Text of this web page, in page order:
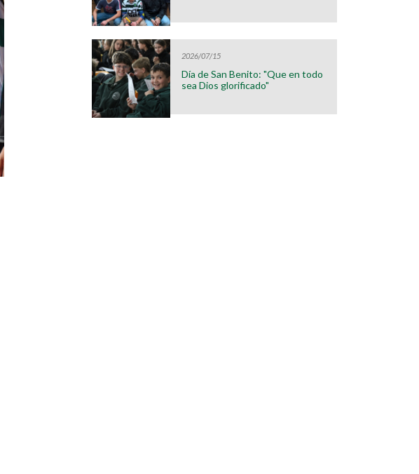
2026/07/15
Día de San Benito: "Que en todo
sea Dios glorificado"